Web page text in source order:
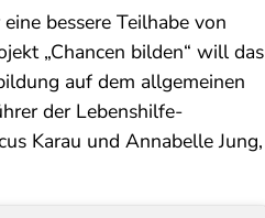
bessere Teilhabe von
„Chancen bilden“ will das
auf dem allgemeinen
der Lebenshilfe-
Karau und Annabelle Jung,